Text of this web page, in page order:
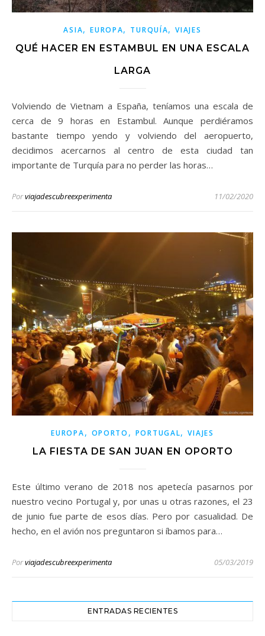
ASIA,EUROPA, TURQUÍA,VIAJES
QUÉ HACER EN ESTAMBUL EN UNA ESCALA
LARGA
Volviendo de Vietnam a España, teníamos una escala de
cerca de 9 horas en Estambul. Aunque perdiéramos
bastante tiempo yendo y volviendo del aeropuerto,
decidimos acercarnos al centro de esta ciudad tan
importante de Turquía para no perder las horas…
Porviajadescubreexperimenta 11/02/2020
EUROPA, OPORTO , PORTUGAL,VIAJES
LA FIESTA DE SAN JUAN EN OPORTO
Este último verano de 2018 nos apetecía pasarnos por
nuestro vecino Portugal y, por unas u otras razones, el 23
de junio fue parte de esos días. Pero por casualidad. De
hecho, en el avión nos preguntaron si íbamos para…
Porviajadescubreexperimenta 05/03/2019
ENTRADAS RECIENTES